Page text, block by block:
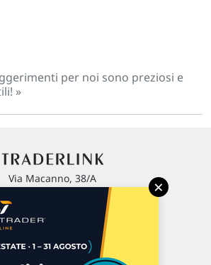
per noi sono preziosi e
»
Via Macanno, 38/A
P.IVA 02 452 460 401
Chi siamo
×